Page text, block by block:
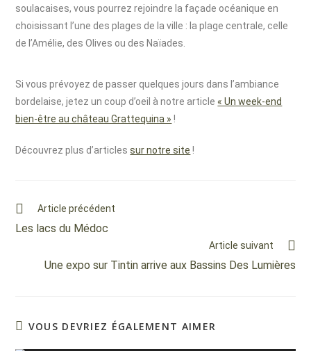
soulacaises, vous pourrez rejoindre la façade océanique en
choisissant l’une des plages de la ville : la plage centrale, celle
de l’Amélie, des Olives ou des Naïades.
Si vous prévoyez de passer quelques jours dans l’ambiance
bordelaise, jetez un coup d’oeil à notre article « Un week-end
bien-être au château Grattequina » !
Découvrez plus d’articlessur notre site !
Article précédent
Les lacs du Médoc
Article suivant
Une expo sur Tintin arrive aux Bassins Des Lumières
VOUS DEVRIEZ ÉGALEMENT AIMER